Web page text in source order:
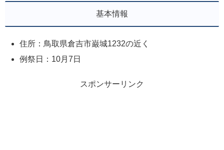
基本情報
住所：鳥取県倉吉市巌城1232の近く
例祭日：10月7日
スポンサーリンク